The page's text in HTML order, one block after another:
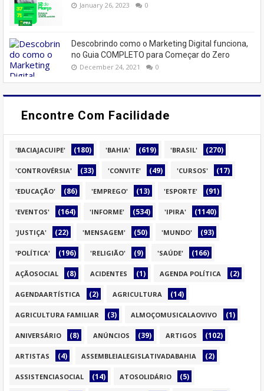
January 26, 2023 0
Descobrindo como o Marketing Digital funciona,
no Guia COMPLETO para Começar do Zero
December 24, 2021 0
Encontre Com Facilidade
'BACIAJACUIPE' (180) 'BAHIA' (619) 'BRASIL' (270)
'CONTROVÉRSIA' (33) 'CONVITE' (49) 'CURSOS' (17)
'EDUCAÇÃO' (86) 'EMPREGO' (13) 'ESPORTE' (91)
'EVENTOS' (164) 'INFORME' (534) 'IPIRA' (1140)
'JUSTIÇA' (22) 'MENSAGEM' (50) 'MUNDO' (93)
'POLÍTICA' (196) 'RELIGIÃO' (9) 'SAÚDE' (166)
AÇÃOSOCIAL (8) ACIDENTES (1) AGENDA POLÍTICA (2)
AGENDAARTÍSTICA (2) AGRICULTURA (14)
AGRICULTURA FAMILIAR (3) ALMOÇOMUSICALAOVIVO (1)
ANIVERSÁRIO (8) ANÚNCIOS (39) ARTIGOS (102)
ARTISTAS (4) ASSEMBLEIALEGISLATIVADABAHIA (2)
ASSISTENCIASOCIAL (14) ATOSOLIDÁRIO (5)